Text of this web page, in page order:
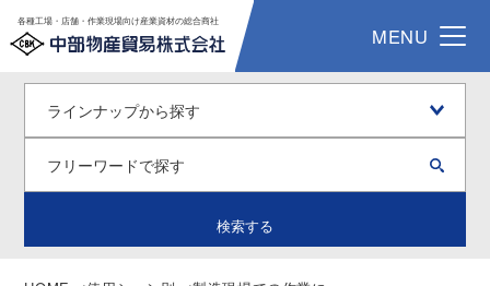
各種工場・店舗・作業現場向け産業資材の総合商社
MENU
検索する